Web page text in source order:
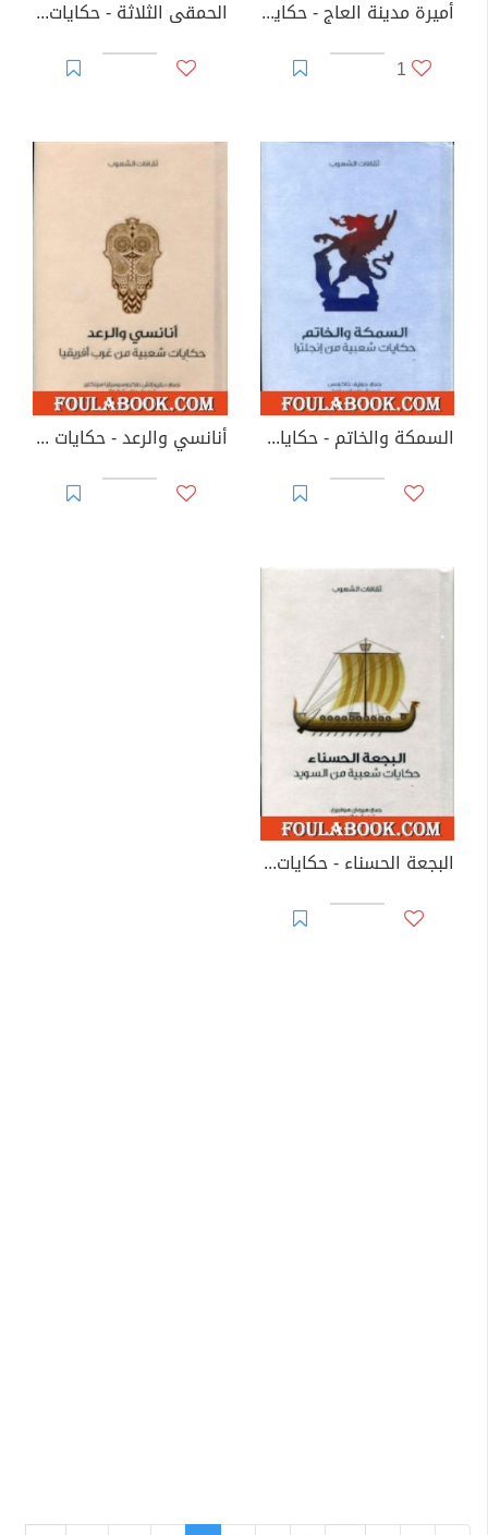
أميرة مدينة العاج - حكايات شعبية من الهند
1
الحمقى الثلاثة - حكايات شعبية من إنجلترا
السمكة والخاتم - حكايات شعبية من إنجلترا أنانسي والرعد - حكايات شعبية من غرب أفريقيا
البجعة الحسناء - حكايات شعبية من السويد